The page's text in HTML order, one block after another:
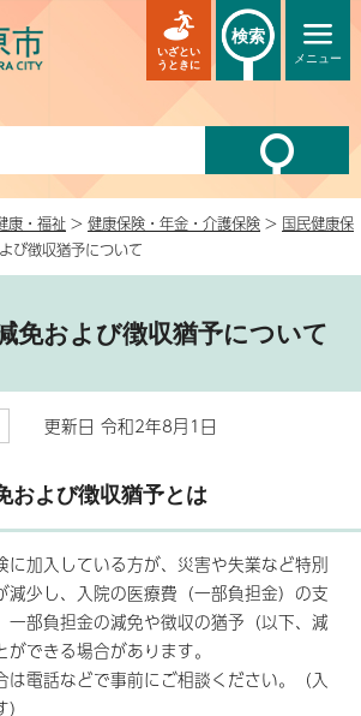
メニュー
いざとい
うときに
検索
康・福祉 > 健康保険・年金・介護保険 > 国民健康保
び徴収猶予について
免および徴収猶予について
更新日 令和2年8月1日
および徴収猶予とは
に加入している方が、災害や失業など特別
減少し、入院の医療費（一部負担金）の支
一部負担金の減免や徴収の猶予（以下、減
できる場合があります。
は電話などで事前にご相談ください。（入